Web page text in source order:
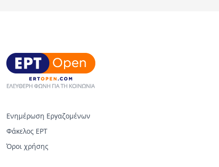
Ενημέρωση Εργαζομένων
Φάκελος ΕΡΤ
Όροι χρήσης